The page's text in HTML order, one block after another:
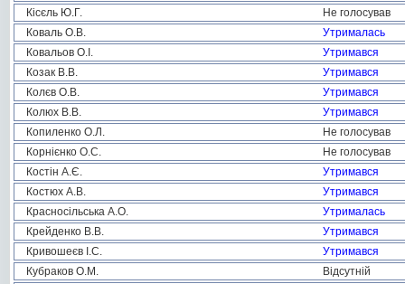
Кісєль Ю.Г.
Не голосував
Коваль О.В.
Утрималась
Ковальов О.І.
Утримався
Козак В.В.
Утримався
Колєв О.В.
Утримався
Колюх В.В.
Утримався
Копиленко О.Л.
Не голосував
Корнієнко О.С.
Не голосував
Костін А.Є.
Утримався
Костюх А.В.
Утримався
Красносільська А.О.
Утрималась
Крейденко В.В.
Утримався
Кривошеєв І.С.
Утримався
Кубраков О.М.
Відсутній